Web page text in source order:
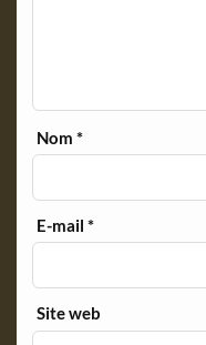
Nom*
E-mail*
Site web